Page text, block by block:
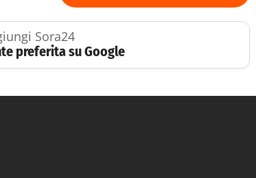
Sora24
preferita su Google